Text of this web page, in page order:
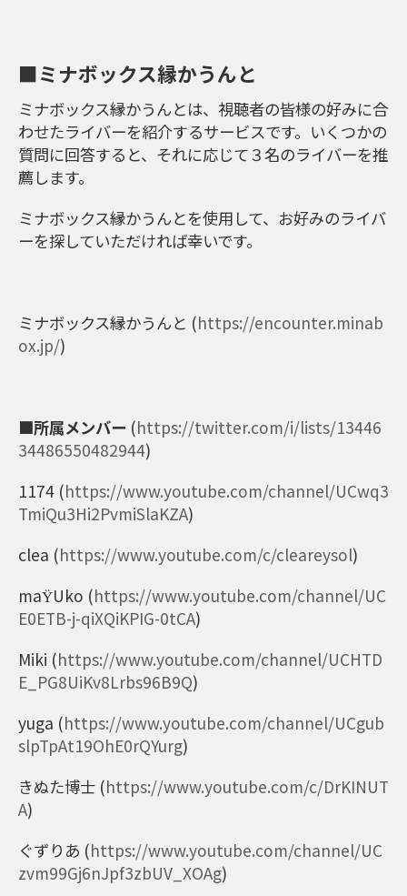
■ミナボックス縁かうんと
ミナボックス縁かうんとは、視聴者の皆様の好みに合
わせたライバーを紹介するサービスです。いくつかの
質問に回答すると、それに応じて３名のライバーを推
薦します。
ミナボックス縁かうんとを使用して、お好みのライバ
ーを探していただければ幸いです。
ミナボックス縁かうんと (https://encounter.minab
ox.jp/)
■所属メンバー (https://twitter.com/i/lists/13446
34486550482944)
1174 (https://www.youtube.com/channel/UCwq3
TmiQu3Hi2PvmiSlaKZA)
clea (https://www.youtube.com/c/cleareysol)
maŸUko (https://www.youtube.com/channel/UC
E0ETB-j-qiXQiKPIG-0tCA)
Miki (https://www.youtube.com/channel/UCHTD
E_PG8UiKv8Lrbs96B9Q)
yuga (https://www.youtube.com/channel/UCgub
slpTpAt19OhE0rQYurg)
きぬた博士 (https://www.youtube.com/c/DrKINUT
A)
ぐずりあ (https://www.youtube.com/channel/UC
zvm99Gj6nJpf3zbUV_XOAg)